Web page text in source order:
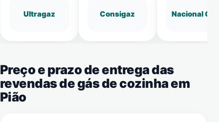
Ultragaz Consigaz Nacional Gás
Preço e prazo de entrega das
revendas de gás de cozinha em
Pião